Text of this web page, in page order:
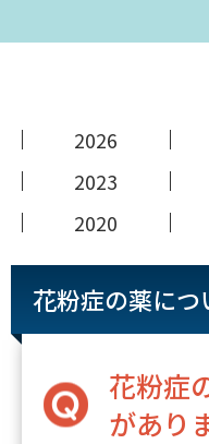
2026
2023
2020
花粉症の薬につ
花粉症
があり